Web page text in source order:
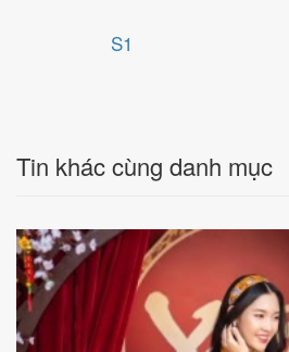
S1
Tin khác cùng danh mục